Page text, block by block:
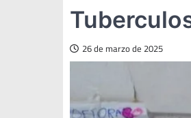
26 de marzo de 2025